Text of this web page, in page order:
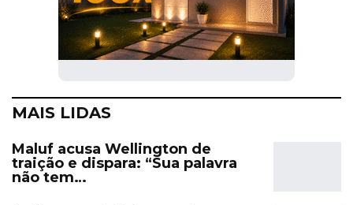
MAIS LIDAS
Maluf acusa Wellington de
traição e dispara: “Sua palavra
não tem…